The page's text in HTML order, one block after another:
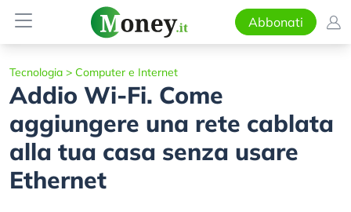
Abbonati
Tecnologia > Computer e Internet
Addio Wi-Fi. Come
aggiungere una rete cablata
alla tua casa senza usare
Ethernet